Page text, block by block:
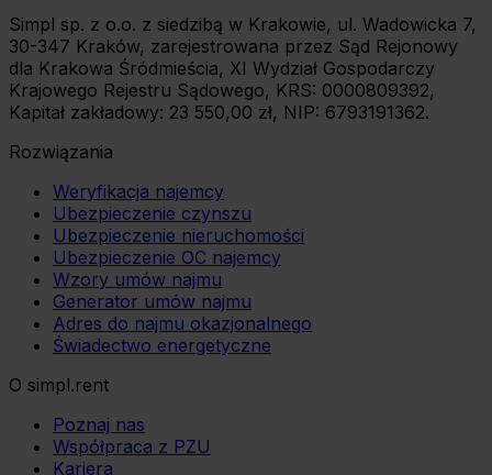
Simpl sp. z o.o. z siedzibą w Krakowie, ul. Wadowicka 7,
30-347 Kraków, zarejestrowana przez Sąd Rejonowy
dla Krakowa Śródmieścia, XI Wydział Gospodarczy
Krajowego Rejestru Sądowego, KRS: 0000809392,
Kapitał zakładowy: 23 550,00 zł, NIP: 6793191362.
Rozwiązania
Weryfikacja najemcy
Ubezpieczenie czynszu
Ubezpieczenie nieruchomości
Ubezpieczenie OC najemcy
Wzory umów najmu
Generator umów najmu
Adres do najmu okazjonalnego
Świadectwo energetyczne
O simpl.rent
Poznaj nas
Współpraca z PZU
Kariera